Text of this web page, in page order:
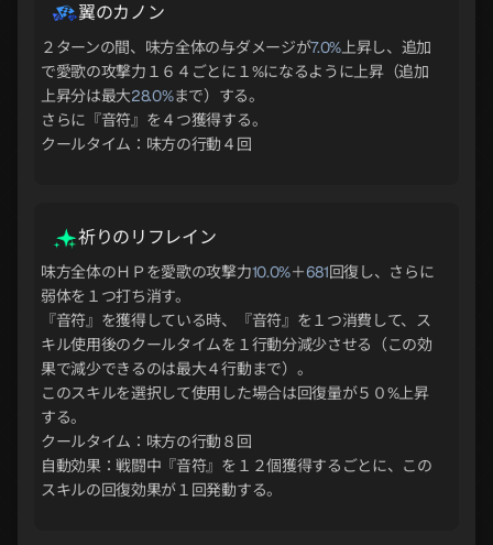
翼のカノン
２ターンの間、味方全体の与ダメージが7.0%上昇し、追加
で愛歌の攻撃力１６４ごとに１%になるように上昇（追加
上昇分は最大28.0%まで）する。
さらに『音符』を４つ獲得する。
クールタイム：味方の行動４回
祈りのリフレイン
味方全体のＨＰを愛歌の攻撃力10.0%＋681回復し、さらに
弱体を１つ打ち消す。
『音符』を獲得している時、『音符』を１つ消費して、ス
キル使用後のクールタイムを１行動分減少させる（この効
果で減少できるのは最大４行動まで）。
このスキルを選択して使用した場合は回復量が５０%上昇
する。
クールタイム：味方の行動８回
自動効果：戦闘中『音符』を１２個獲得するごとに、この
スキルの回復効果が１回発動する。